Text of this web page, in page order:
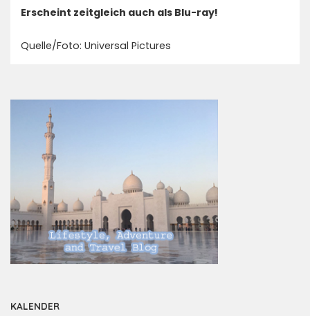
Erscheint zeitgleich auch als Blu-ray!
Quelle/Foto: Universal Pictures
KALENDER